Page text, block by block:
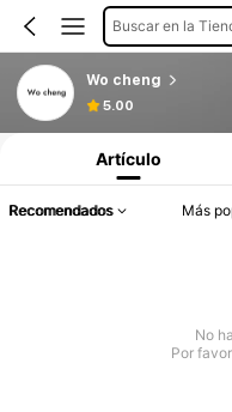
Buscar en la
Wo cheng
5.00
Artículo
Recomendados Más
No
Por